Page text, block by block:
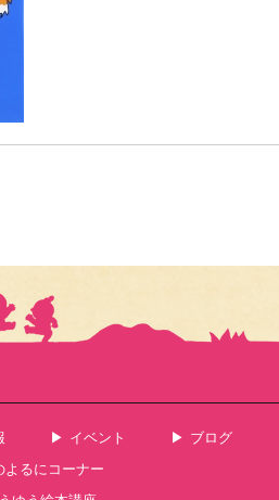
イベント
ブログ
よるにコーナー